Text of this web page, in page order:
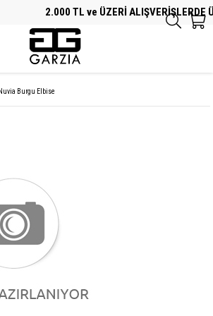
2.000 TL ve ÜZERİ ALIŞVERİŞLERDE
Burgu Elbise